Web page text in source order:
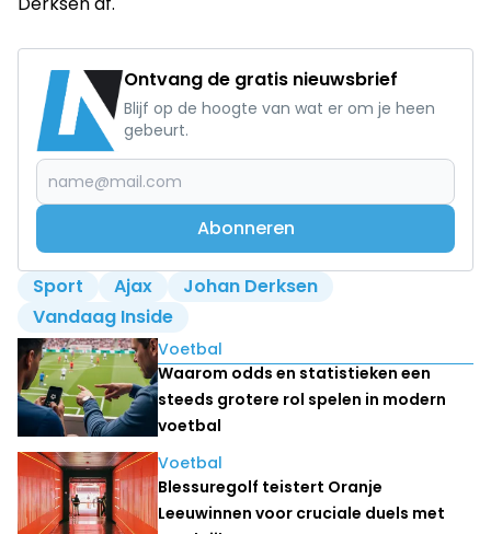
Ontvang de gratis nieuwsbrief
Blijf op de hoogte van wat er om je heen
gebeurt.
Abonneren
Sport Ajax
Johan Derksen
Vandaag Inside
Lees ook
Voetbal
Waarom odds en statistieken een
steeds grotere rol spelen in modern
voetbal
Voetbal
Blessuregolf teistert Oranje
Leeuwinnen voor cruciale duels met